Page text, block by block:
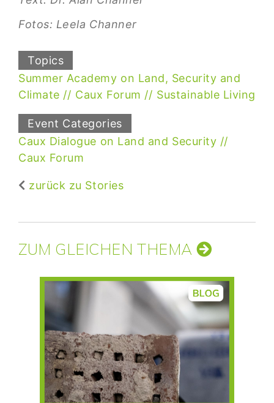
Fotos: Leela Channer
Topics
Summer Academy on Land, Security and
Climate
Caux Forum Sustainable Living
Event Categories
Caux Dialogue on Land and Security
Caux Forum
zurück zu Stories
ZUM GLEICHEN THEMA